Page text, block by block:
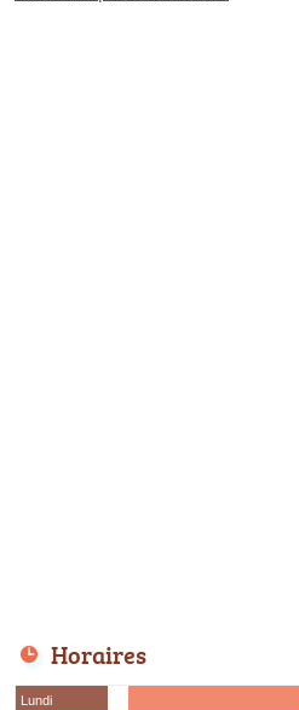
Horaires
Lundi